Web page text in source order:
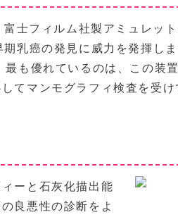
富士フィルム社製アミュレッ
乳癌の発見に威力を発揮し
も優れているのは、この装
てマンモグラフィ検査を受け
ーと石灰化描出能
良悪性の診断をよ